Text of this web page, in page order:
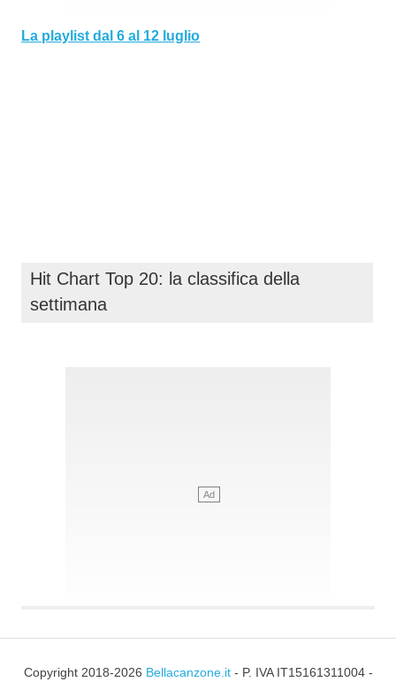
La playlist dal 6 al 12 luglio
Hit Chart Top 20: la classifica della
settimana
Copyright 2018-2026 Bellacanzone.it- P. IVA IT15161311004 -